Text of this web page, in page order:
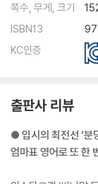
쪽수, 무게, 크기
ISBN13
KC인증
출판사 리뷰
● 입시의 최전선 ‘분
엄마표 영어로 또 한